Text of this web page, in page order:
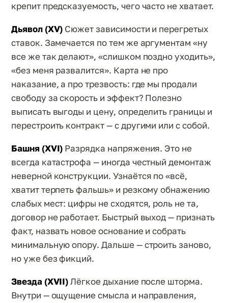
крепит предсказуемость, чего часто не хватает.
Дьявол (XV) Сюжет зависимости и перегретых
ставок. Замечается по тем же аргументам «ну
все же так делают», «слишком поздно уходить»,
«без меня развалится». Карта не про
наказание, а про трезвость: где мы продали
свободу за скорость и эффект? Полезно
выписать выгоды и цену, определить границы и
перестроить контракт — с другими или с собой.
Башня (XVI) Разрядка напряжения. Это не
всегда катастрофа — иногда честный демонтаж
неверной конструкции. Узнаётся по «всё,
хватит терпеть фальшь» и резкому обнажению
слабых мест: цифры не сходятся, роль не та,
договор не работает. Быстрый выход — признать
факт, назвать новое основание и собрать
минимальную опору. Дальше — строить заново,
но уже без фикций.
Звезда (XVII)Лёгкое дыхание после шторма.
Внутри — ощущение смысла и направления,